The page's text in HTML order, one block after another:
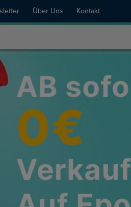
Über Uns Kontakt